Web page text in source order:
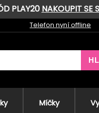
PLAY20 NAKOUPIT SE
Telefon nyní offline
Míčky